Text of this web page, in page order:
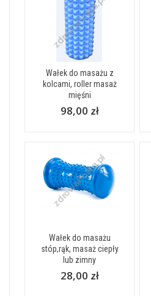
Wałek do masażu z
kolcami, roller masaż
mięśni
98,00 zł
Wałek do masażu
stóp,rąk, masaż ciepły
lub zimny
28,00 zł